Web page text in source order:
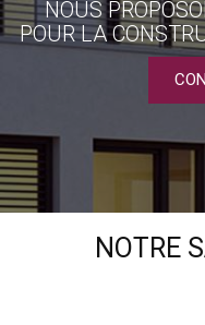
NOUS
POUR LA
NOTRE